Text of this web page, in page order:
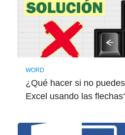
WORD
¿Qué hacer si no
Excel usando las